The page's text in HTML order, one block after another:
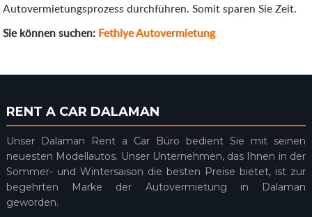
Autovermietungsprozess durchführen. Somit sparen Sie Zeit.
Sie können suchen: Fethiye Autovermietung
RENT A CAR DALAMAN
Unser Dalaman Rent a Car Büro bedient Sie mit seinen
neuesten Modellautos. Unser Unternehmen, das Ihnen in der
Sommer- und Wintersaison die besten Preise bietet, ist zur
begehrten Marke der Autovermietung in Dalaman
geworden.